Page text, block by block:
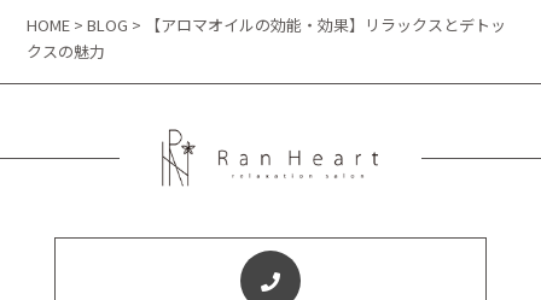
HOME >BLOG > 【アロマオイルの効能・効果】リラックスとデトッ
クスの魅力